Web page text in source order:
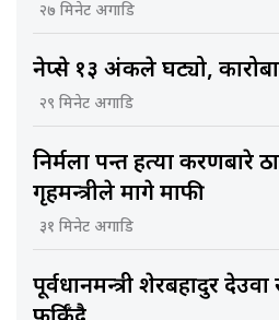
२७ मिनेट अगाडि
नेप्से १३ अंकले घट्यो,
२९ मिनेट अगाडि
निर्मला पन्त हत्या प्रकरणबारे
गृहमन्त्रीले मागे माफी
३१ मिनेट अगाडि
पूर्वप्रधानमन्त्री शेरबहादुर